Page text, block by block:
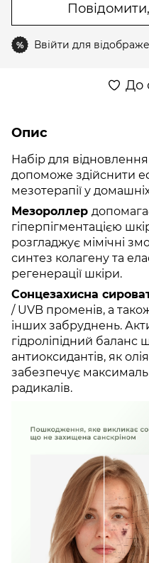
% Ввійти для
До
Опис
Набір для
допоможе здійснити
мезотерапії у
Мезороллер
гіперпігментацією
розгладжує мімічні
синтез колагену та
регенерації шкіри.
Сонцезахисна
/ UVB променів, а
інших забруднень.
гідроліпідний баланс
антиоксидантів, як
забезпечує
радикалів.